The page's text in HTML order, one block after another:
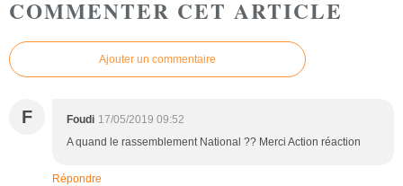
COMMENTER CET ARTICLE
Ajouter un commentaire
F Foudi 17/05/2019 09:52
A quand le rassemblement National ?? Merci Action réaction
Répondre